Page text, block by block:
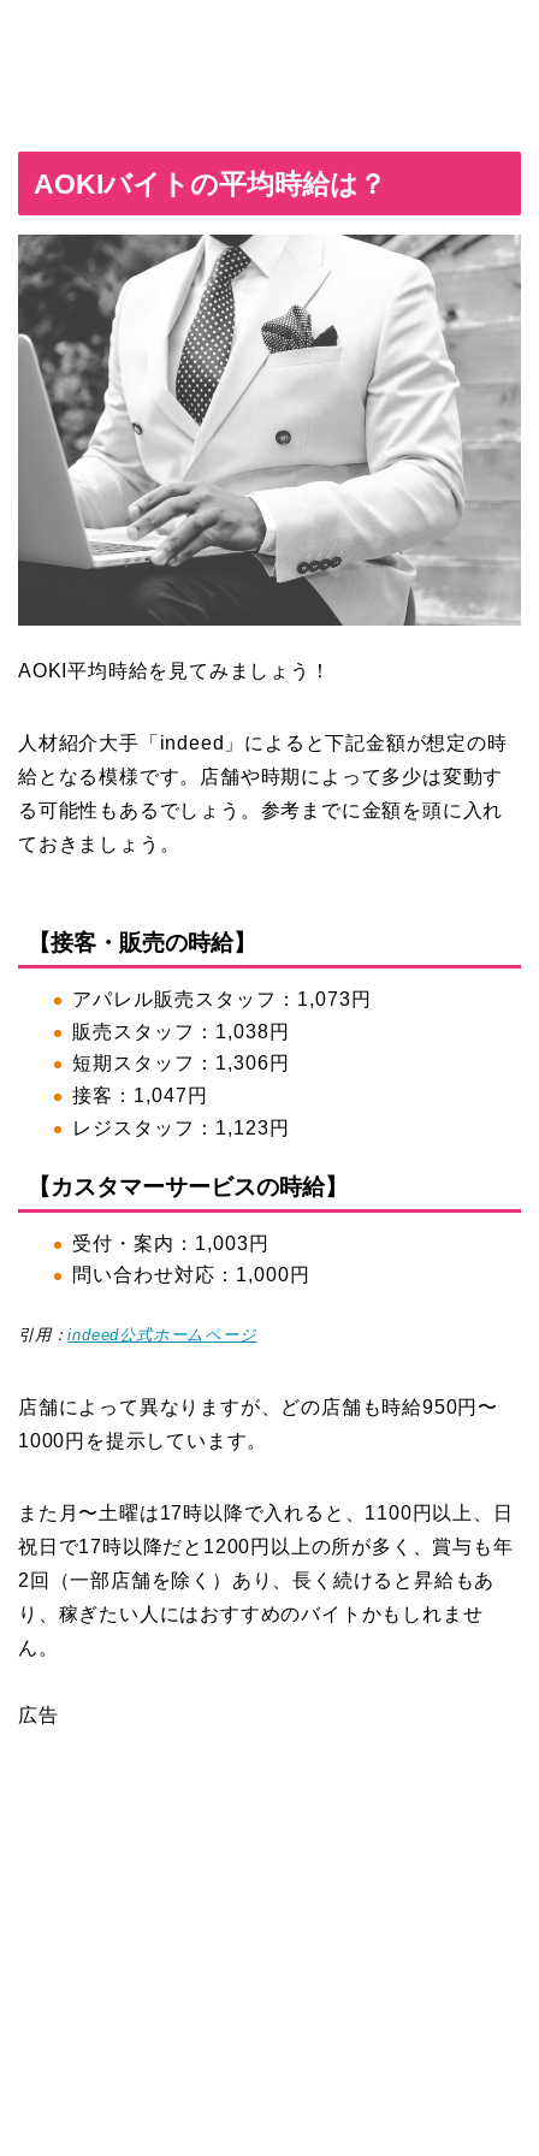
AOKIバイトの平均時給は？
AOKI平均時給を見てみましょう！
人材紹介大手「indeed」によると下記金額が想定の時
給となる模様です。店舗や時期によって多少は変動す
る可能性もあるでしょう。参考までに金額を頭に入れ
ておきましょう。
【接客・販売の時給】
アパレル販売スタッフ：1,073円
販売スタッフ：1,038円
短期スタッフ：1,306円
接客：1,047円
レジスタッフ：1,123円
【カスタマーサービスの時給】
受付・案内：1,003円
問い合わせ対応：1,000円
引用：indeed公式ホームページ
店舗によって異なりますが、どの店舗も時給950円〜
1000円を提示しています。
また月〜土曜は17時以降で入れると、1100円以上、日
祝日で17時以降だと1200円以上の所が多く、賞与も年
2回（一部店舗を除く）あり、長く続けると昇給もあ
り、稼ぎたい人にはおすすめのバイトかもしれませ
ん。
広告